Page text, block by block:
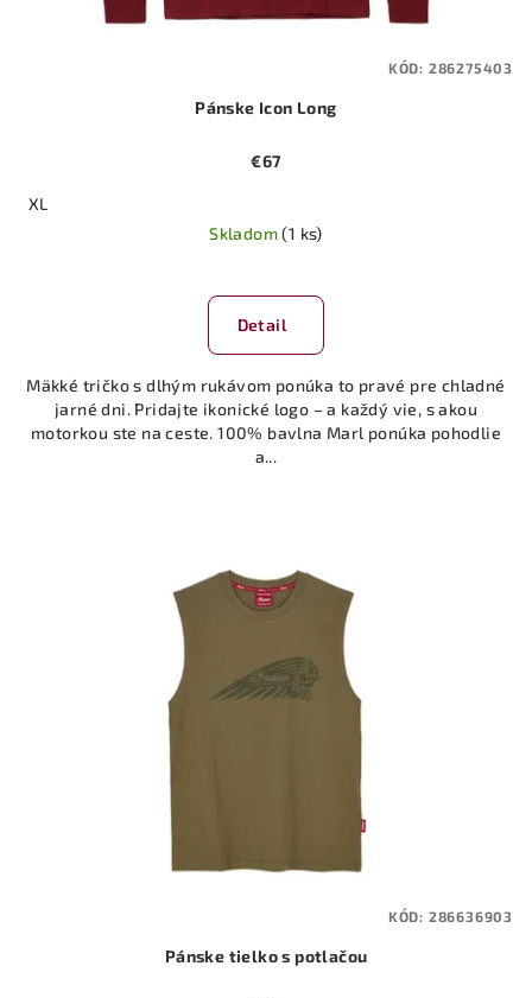
Pánske Icon Long
€67
XL
Skladom(1 ks)
Detail
Mäkké tričko s dlhým rukávom ponúka to pravé pre chladné
jarné dni. Pridajte ikonické logo – a každý vie, s akou
motorkou ste na ceste. 100% bavlna Marl ponúka pohodlie
a...
KÓD: 286275403
Pánske tielko s potlačou
KÓD: 286636903